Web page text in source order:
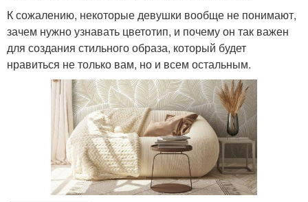
К сожалению, некоторые девушки вообще не понимают,
зачем нужно узнавать цветотип, и почему он так важен
для создания стильного образа, который будет
нравиться не только вам, но и всем остальным.